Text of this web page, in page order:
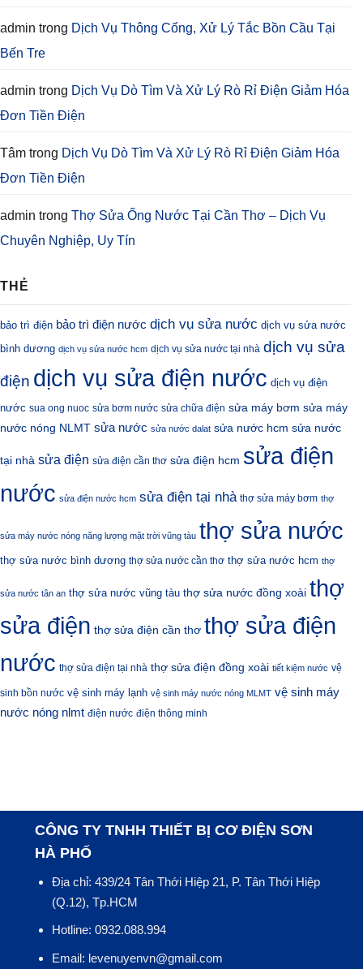
admin trong Dịch Vụ Thông Cống, Xử Lý Tắc Bồn Cầu Tại
Bến Tre
admin trong Dịch Vụ Dò Tìm Và Xử Lý Rò Rỉ Điện Giảm Hóa
Đơn Tiền Điện
Tâm trong Dịch Vụ Dò Tìm Và Xử Lý Rò Rỉ Điện Giảm Hóa
Đơn Tiền Điện
admin trong Thợ Sửa Ống Nước Tại Cần Thơ – Dịch Vụ
Chuyên Nghiệp, Uy Tín
THẺ
bảo trì điện bảo trì điện nước dịch vụ sửa nước dịch vụ sửa nước
bình dương dịch vụ sửa nước hcm dịch vụ sửa nước tại nhà dịch vụ sửa
điện dịch vụ sửa điện nước dịch vụ điện
nước sua ong nuoc sửa bơm nước sửa chữa điện sửa máy bơm sửa máy
nước nóng NLMT sửa nước sửa nước dalat sửa nước hcm sửa nước
tại nhà sửa điện sửa điện cần thơ sửa điện hcm sửa điện
nước sửa điện nước hcm sửa điện tại nhà thợ sửa máy bơm thợ
sửa máy nước nóng năng lượng mặt trời vũng tàu thợ sửa nước
thợ sửa nước bình dương thợ sửa nước cần thơ thợ sửa nước hcm thợ
sửa nước tân an thợ sửa nước vũng tàu thợ sửa nước đồng xoài thợ
sửa điện thợ sửa điện cần thơ thợ sửa điện
nước thợ sửa điện tại nhà thợ sửa điện đồng xoài tiết kiệm nước vệ
sinh bồn nước vệ sinh máy lạnh vệ sinh máy nước nóng MLMT vệ sinh máy
nước nóng nlmt điện nước điện thông minh
CÔNG TY TNHH THIẾT BỊ CƠ ĐIỆN SƠN
HÀ PHỐ
Địa chỉ: 439/24 Tân Thới Hiệp 21, P. Tân Thới Hiệp
(Q.12), Tp.HCM
Hotline: 0932.088.994
Email: levenuyenvn@gmail.com